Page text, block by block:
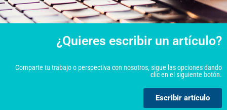
¿Quieres escribir un artículo?
Comparte tu trabajo o perspectiva con nosotros, sigue las opciones dando
clic en el siguiente botón.
Escribir artículo